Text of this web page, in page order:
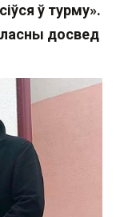
ў турму».
досвед